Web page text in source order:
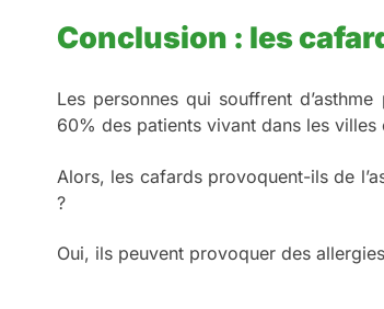
Conclusion : les
Les personnes qui souffrent
60% des patients vivant dans les
Alors, les cafards provoquent-ils de
?
Oui, ils peuvent provoquer des